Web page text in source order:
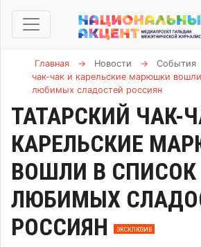
Главная → Новости → События
чак-чак и карельские марюшки
любимых сладостей россиян
ТАТАРСКИЙ ЧАК-
КАРЕЛЬСКИЕ
ВОШЛИ В СПИСОК
ЛЮБИМЫХ
РОССИЯН
ЭКСКЛЮЗИВ